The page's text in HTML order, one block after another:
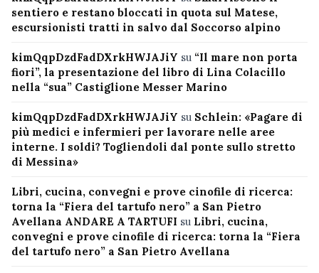
sentiero e restano bloccati in quota sul Matese,
escursionisti tratti in salvo dal Soccorso alpino
kimQqpDzdFadDXrkHWJAJiY su “Il mare non porta
fiori”, la presentazione del libro di Lina Colacillo
nella “sua” Castiglione Messer Marino
kimQqpDzdFadDXrkHWJAJiY su Schlein: «Pagare di
più medici e infermieri per lavorare nelle aree
interne. I soldi? Togliendoli dal ponte sullo stretto
di Messina»
Libri, cucina, convegni e prove cinofile di ricerca:
torna la “Fiera del tartufo nero” a San Pietro
Avellana ANDARE A TARTUFI su Libri, cucina,
convegni e prove cinofile di ricerca: torna la “Fiera
del tartufo nero” a San Pietro Avellana